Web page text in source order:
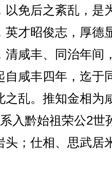
以免后之紊乱，是
英才昭俊志，厚德
清咸丰、同治年间
自咸丰四年，迄于
之乱。推知金相为
入黔始祖荣公2世
头；仕相、思武居